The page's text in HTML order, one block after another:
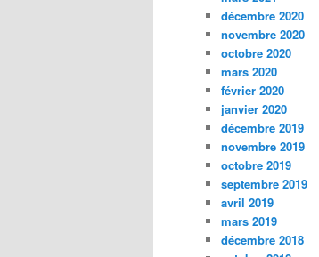
décembre 2020
novembre 2020
octobre 2020
mars 2020
février 2020
janvier 2020
décembre 2019
novembre 2019
octobre 2019
septembre 2019
avril 2019
mars 2019
décembre 2018